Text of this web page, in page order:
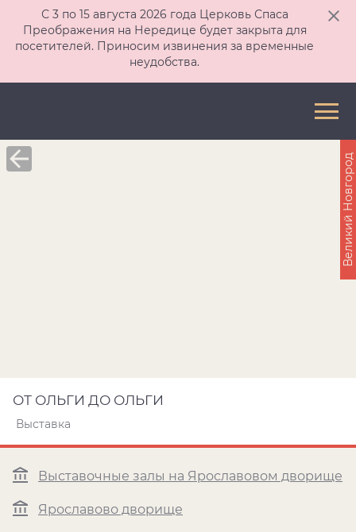
С 3 по 15 августа 2026 года Церковь Спаса
Преображения на Нередице будет закрыта для
посетителей. Приносим извинения за временные
неудобства.
ОТ ОЛЬГИ ДО ОЛЬГИ
Выставка
Выставочные залы на Ярославовом дворище
Ярославово дворище
Великий Новгород